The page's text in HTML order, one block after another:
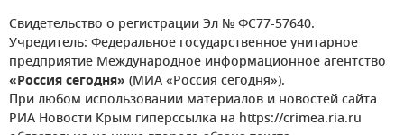
Свидетельство о регистрации Эл № ФС77-57640.
Учредитель: Федеральное государственное унитарное
предприятие Международное информационное агентство
«Россия сегодня» (МИА «Россия сегодня»).
При любом использовании материалов и новостей сайта
РИА Новости Крым гиперссылка на https://crimea.ria.ru